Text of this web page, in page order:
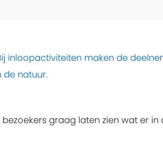
inloopactiviteiten maken de
de natuur.
graag laten zien wat er in